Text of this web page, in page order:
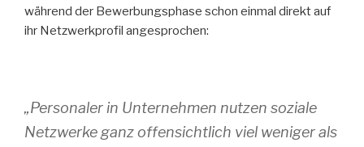
während der Bewerbungsphase schon einmal direkt auf
ihr Netzwerkprofil angesprochen:
„Personaler in Unternehmen nutzen soziale
Netzwerke ganz offensichtlich viel weniger als